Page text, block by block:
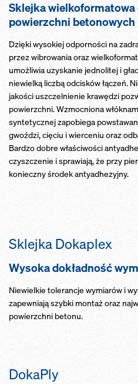
Sklejka
powierzchni
Dzięki wysokiej odporności na
przez wibrowania oraz
umożliwia uzyskanie jednolitej i
niewielką liczbą odcisków łączeń.
jakości uszczelnienie krawędzi
powierzchni. Wzmocniona
syntetycznej zapobiega
gwoździ, cięciu i wierceniu oraz
Bardzo dobre właściwości
czyszczenie i sprawiają, że przy
konieczny środek antyadhezyjny.
Sklejka Dokaplex
Wysoka dokładność
Niewielkie tolerancje wymiarów i
zapewniają szybki montaż oraz
powierzchni betonu.
DokaPly